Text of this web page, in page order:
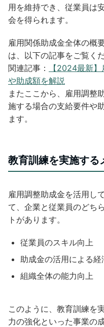
用を維持でき、従業員は
会を得られます。
雇用関係助成金全体の概
は、以下の記事をご覧くだ
関連記事：
【2024最新
や助成額を解説
またここから、雇用調整
施する場合の支給要件や
ます。
教育訓練を実施する
雇用調整助成金を活用し
て、企業と従業員のどち
トがあります。
従業員のスキル向上
助成金の活用による
組織全体の能力向上
このように、教育訓練を
力の強化といった事業の